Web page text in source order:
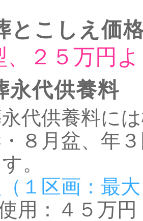
とこしえ価
、２５万円
永代供養料
代供養料に
８月盆、年
。
１区画：最
用：４５万